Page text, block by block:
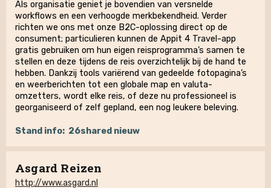
Als organisatie geniet je bovendien van versnelde
workflows en een verhoogde merkbekendheid. Verder
richten we ons met onze B2C-oplossing direct op de
consument; particulieren kunnen de Appit 4 Travel-app
gratis gebruiken om hun eigen reisprogramma’s samen te
stellen en deze tijdens de reis overzichtelijk bij de hand te
hebben. Dankzij tools variërend van gedeelde fotopagina’s
en weerberichten tot een globale map en valuta-
omzetters, wordt elke reis, of deze nu professioneel is
georganiseerd of zelf gepland, een nog leukere beleving.
Stand info: 26shared nieuw
Asgard Reizen
http://www.asgard.nl